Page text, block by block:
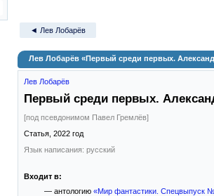
◄ Лев Лобарёв
Лев Лобарёв «Первый среди первых.
Лев Лобарёв
Первый среди первых.
[под псевдонимом Павел Гремлёв]
Статья, 2022 год
Язык написания: русский
Входит в:
— антологию «Мир фантастики. Спецвыпуск